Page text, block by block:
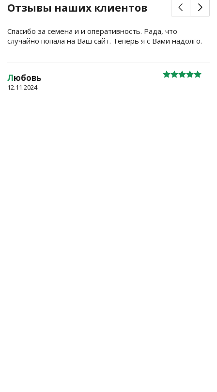
Отзывы наших клиентов
Спасибо за семена и и оперативность. Рада, что
случайно попала на Ваш сайт. Теперь я с Вами надолго.
Любовь
12.11.2024